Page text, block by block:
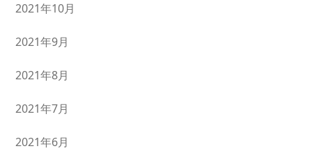
2021年10月
2021年9月
2021年8月
2021年7月
2021年6月